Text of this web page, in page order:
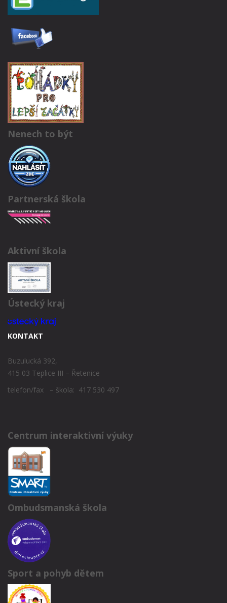
Nenech to být
Partnerská škola
Aktivní škola
Ústecký kraj
KONTAKT
Buzulucká 392,
415 03 Teplice III – Řetenice
telefon/fax – škola: 417 530 497
Centrum interaktivní výuky
Ombudsmanská škola
Sport a pohyb dětem